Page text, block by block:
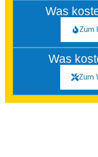
Was
Zum
Was
Zum